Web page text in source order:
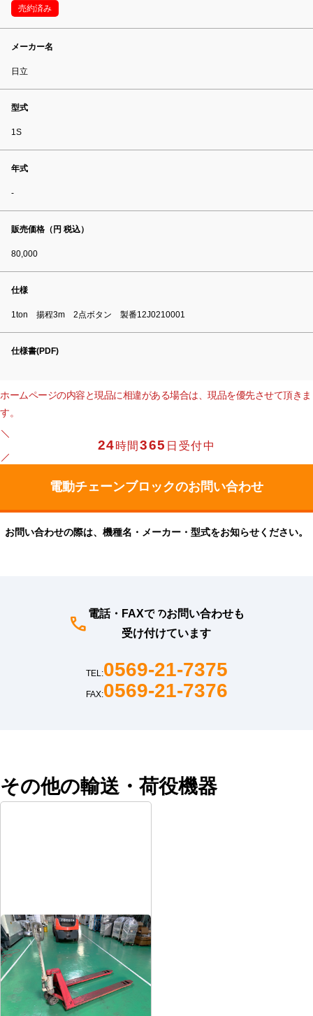
売約済み
メーカー名
日立
型式
1S
年式
-
販売価格（円 税込）
80,000
仕様
1ton 揚程3m 2点ボタン 製番12J0210001
仕様書(PDF)
ホームページの内容と現品に相違がある場合は、現品を優先させて頂きま
す。
24時間365 日受付中
お問い合わせの際は、機種名・メーカー・型式をお知らせください。
電話・FAXでのお問い合わせも
受け付けています
TEL:0569-21-7375
FAX:0569-21-7376
その他の輸送・荷役機器
ハンドパレットトラック
メーカー ビシャモン
式BMRP10-L50
年 式-